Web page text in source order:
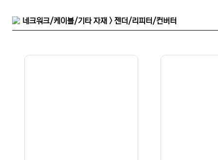
네크워크/케이블/기타 자재 > 젠더/리피터/컨버터